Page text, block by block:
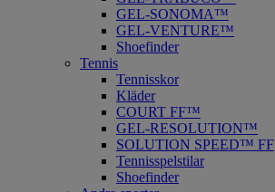
GEL-SONOMA™
GEL-VENTURE™
Shoefinder
Tennis
Tennisskor
Kläder
COURT FF™
GEL-RESOLUTION™
SOLUTION SPEED™ FF
Tennisspelstilar
Shoefinder